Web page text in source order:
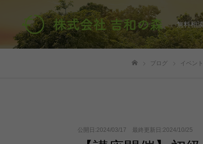
無料相
ブログ イベン
公開日:2024/03/17 最終更新日:2024/10/25